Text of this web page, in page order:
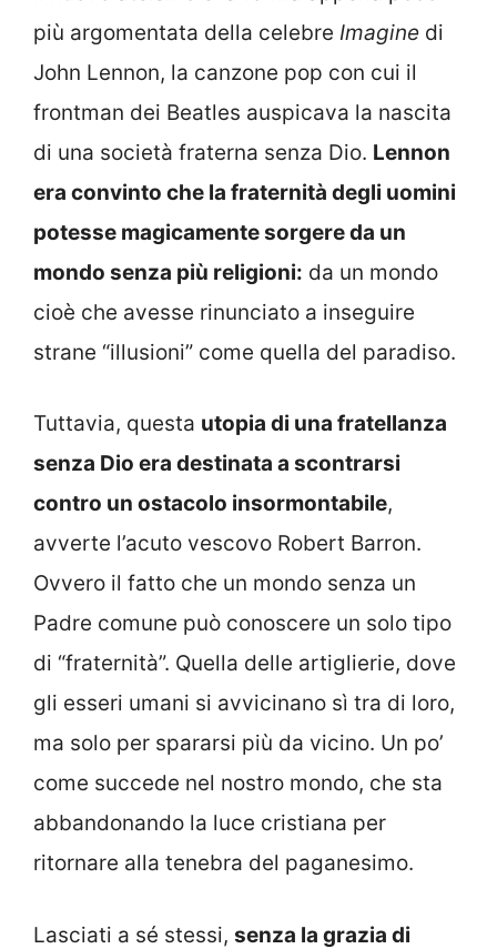
più argomentata della celebre Imagine di
John Lennon, la canzone pop con cui il
frontman dei Beatles auspicava la nascita
di una società fraterna senza Dio. Lennon
era convinto che la fraternità degli uomini
potesse magicamente sorgere da un
mondo senza più religioni: da un mondo
cioè che avesse rinunciato a inseguire
strane “illusioni” come quella del paradiso.
Tuttavia, questa utopia di una fratellanza
senza Dio era destinata a scontrarsi
contro un ostacolo insormontabile,
avverte l’acuto vescovo Robert Barron.
Ovvero il fatto che un mondo senza un
Padre comune può conoscere un solo tipo
di “fraternità”. Quella delle artiglierie, dove
gli esseri umani si avvicinano sì tra di loro,
ma solo per spararsi più da vicino. Un po’
come succede nel nostro mondo, che sta
abbandonando la luce cristiana per
ritornare alla tenebra del paganesimo.
Lasciati a sé stessi, senza la grazia di